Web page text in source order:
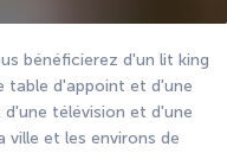
bénéficierez d'un lit king
table d'appoint et d'une
d'une télévision et d'une
ville et les environs de